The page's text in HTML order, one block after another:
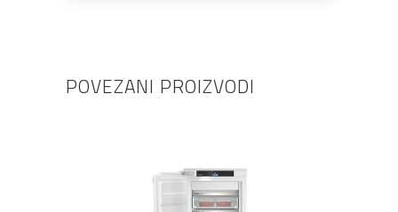
POVEZANI PROIZVODI